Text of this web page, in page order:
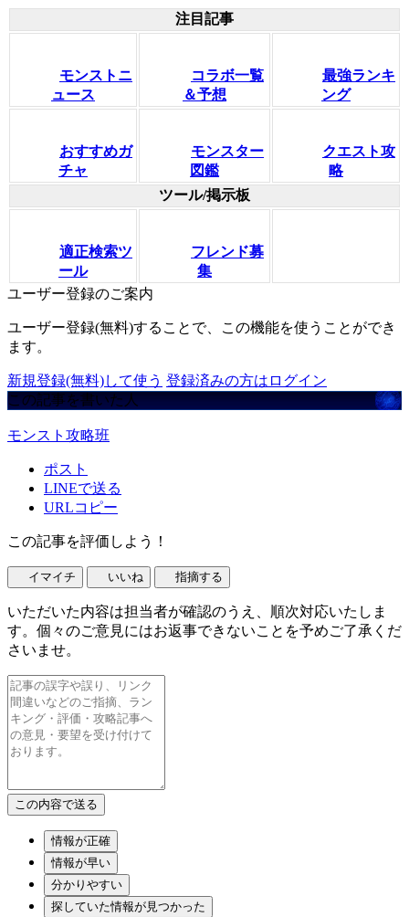
注目記事
モンストニ
ュース
コラボ一覧
＆予想
最強ランキ
ング
おすすめガ
チャ
モンスター
図鑑
クエスト攻
略
ツール/掲示板
適正検索ツ
ール
フレンド募
集
ユーザー登録のご案内
ユーザー登録(無料)することで、この機能を使うことができ
ます。
新規登録(無料)して使う 登録済みの方はログイン
この記事を書いた人
モンスト攻略班
ポスト
LINEで送る
URLコピー
この記事を評価しよう！
イマイチ いいね 指摘する
いただいた内容は担当者が確認のうえ、順次対応いたしま
す。個々のご意見にはお返事できないことを予めご了承くだ
さいませ。
情報が正確
情報が早い
分かりやすい
探していた情報が見つかった